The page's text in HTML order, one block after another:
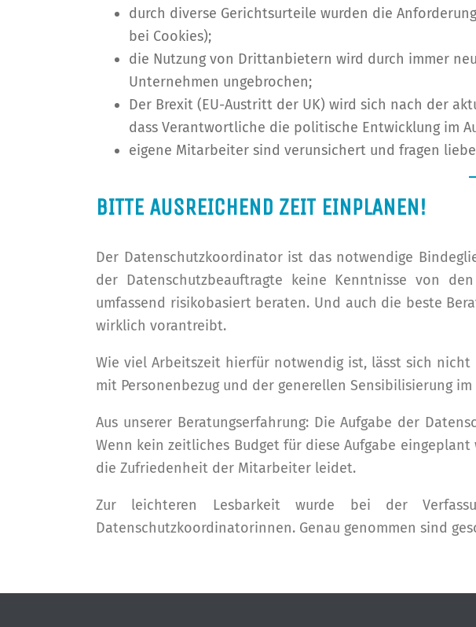
durch diverse Gerichtsurteile wurden die
bei Cookies);
die Nutzung von Drittanbietern wird durch immer
Unternehmen ungebrochen;
Der Brexit (EU-Austritt der UK) wird sich nach der
dass Verantwortliche die politische Entwicklung im
eigene Mitarbeiter sind verunsichert und fragen
BITTE AUSREICHEND ZEIT EINPLANEN!
Der Datenschutzkoordinator ist das notwendige
der Datenschutzbeauftragte keine Kenntnisse von
umfassend risikobasiert beraten. Und auch die beste
wirklich vorantreibt.
Wie viel Arbeitszeit hierfür notwendig ist, lässt sich nicht
mit Personenbezug und der generellen Sensibilisierung
Aus unserer Beratungserfahrung: Die Aufgabe der
Wenn kein zeitliches Budget für diese Aufgabe
die Zufriedenheit der Mitarbeiter leidet.
Zur leichteren Lesbarkeit wurde bei der
Datenschutzkoordinatorinnen. Genau genommen sind